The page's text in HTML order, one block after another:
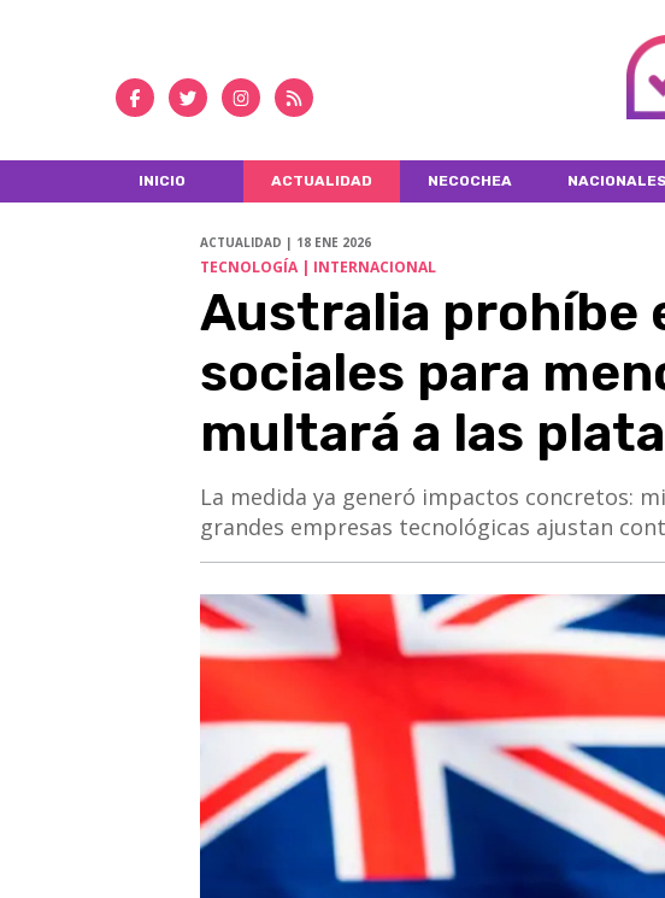
INICIO ACTUALIDAD NECOCHEA NACIONALES
ACTUALIDAD | 18 ENE 2026
TECNOLOGÍA | INTERNACIONAL
Australia prohíbe
sociales para
multará a las
La medida ya generó impactos concretos:
grandes empresas tecnológicas ajustan